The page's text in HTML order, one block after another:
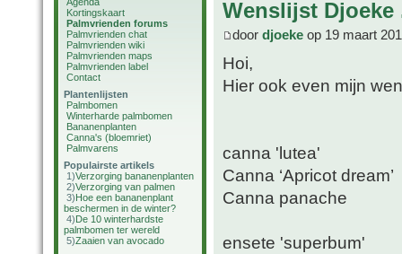
Kortingskaart
Palmvrienden forums
Palmvrienden chat
Palmvrienden wiki
Palmvrienden maps
Palmvrienden label
Contact
Plantenlijsten
Palmbomen
Winterharde palmbomen
Bananenplanten
Canna's (bloemriet)
Palmvarens
Populairste artikels
1)Verzorging bananenplanten
2)Verzorging van palmen
3)Hoe een bananenplant
beschermen in de winter?
4)De 10 winterhardste
palmbomen ter wereld
5)Zaaien van avocado
Wenslijst Djoeke
door djoeke op 19 maart
Hoi,
Hier ook even mijn
canna 'lutea'
Canna ‘Apricot dream’
Canna panache
ensete 'superbum'